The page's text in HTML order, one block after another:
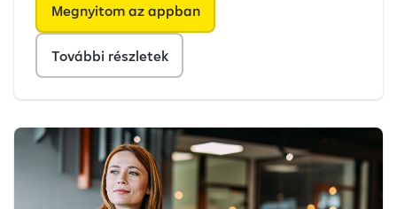
Megnyitom az appban
További részletek